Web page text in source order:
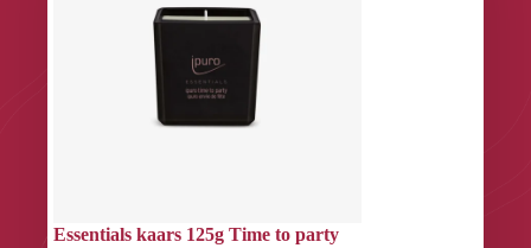
Essentials kaars 125g Time to party